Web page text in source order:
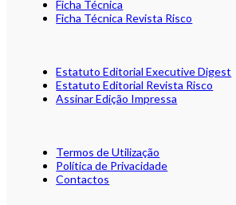
Ficha Técnica
Ficha Técnica Revista Risco
Estatuto Editorial Executive Digest
Estatuto Editorial Revista Risco
Assinar Edição Impressa
Termos de Utilização
Política de Privacidade
Contactos